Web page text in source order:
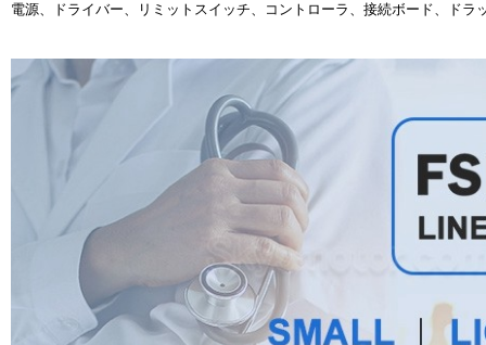
電源、ドライバー、リミットスイッチ、コントローラ、接続ボード、ドラ